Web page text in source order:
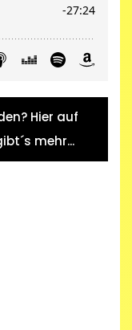
Hier auf
mehr...